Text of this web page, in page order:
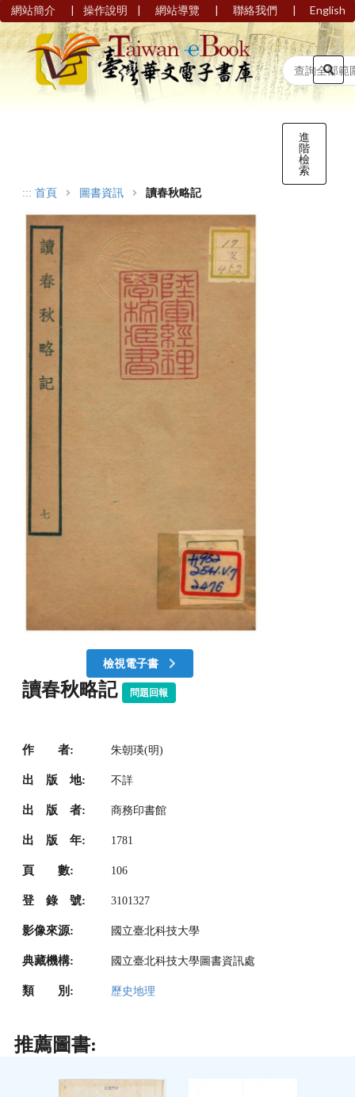
網站簡介 | 操作說明 | 網站導覽 | 聯絡我們 | English
進
階
檢
索
::: 首頁 圖書資訊 讀春秋略記
檢視電子書
讀春秋略記 問題回報
作 者: 朱朝瑛(明)
出 版 地: 不詳
出 版 者: 商務印書館
出 版 年: 1781
頁 數: 106
登 錄 號: 3101327
影像來源: 國立臺北科技大學
典藏機構: 國立臺北科技大學圖書資訊處
類 別: 歷史地理
推薦圖書: